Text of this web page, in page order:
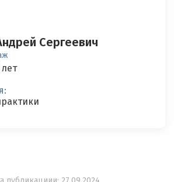
Сергеевич
лет